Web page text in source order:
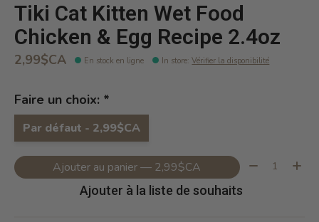
Tiki Cat Kitten Wet Food
Chicken & Egg Recipe 2.4oz
2,99$CA En stock en ligne In store:Vérifier la disponibilité
Faire un choix: *
Par défaut - 2,99$CA
Ajouter au panier — 2,99$CA Quantité:
Ajouter à la liste de souhaits